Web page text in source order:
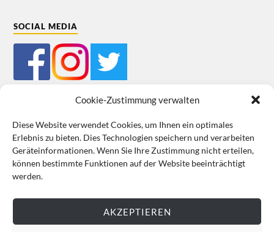
Cookie-Zustimmung verwalten
Diese Website verwendet Cookies, um Ihnen ein optimales
Erlebnis zu bieten. Dies Technologien speichern und verarbeiten
Geräteinformationen. Wenn Sie Ihre Zustimmung nicht erteilen,
können bestimmte Funktionen auf der Website beeinträchtigt
werden.
AKZEPTIEREN
SOCIAL MEDIA
Mein Bestellkonto Kundeninformationen Datenschutz
Cookie-Richtlinie (EU) Impressum
VERTRAG WIDERRUFEN